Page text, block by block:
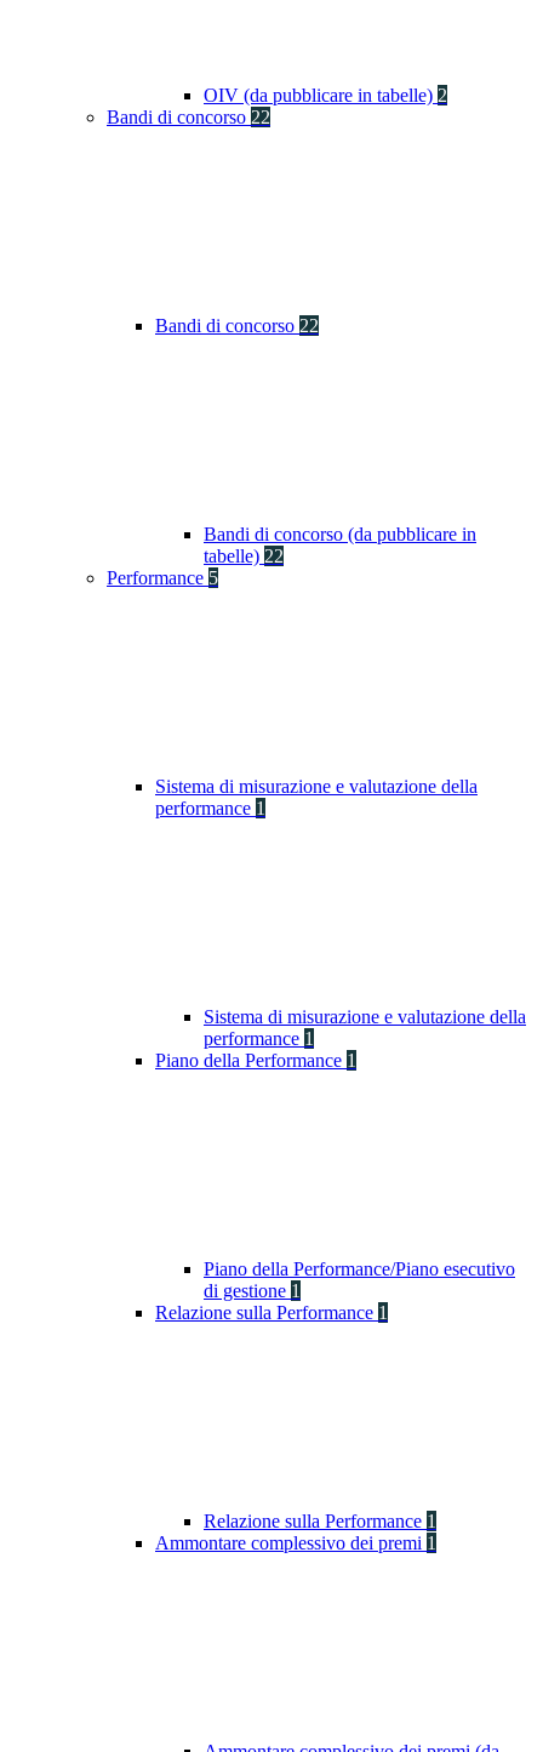
OIV (da pubblicare in tabelle) 2
Bandi di concorso 22
Bandi di concorso 22
Bandi di concorso (da pubblicare in
tabelle) 22
Performance 5
Sistema di misurazione e valutazione della
performance 1
Sistema di misurazione e valutazione della
performance 1
Piano della Performance 1
Piano della Performance/Piano esecutivo
di gestione 1
Relazione sulla Performance 1
Relazione sulla Performance 1
Ammontare complessivo dei premi 1